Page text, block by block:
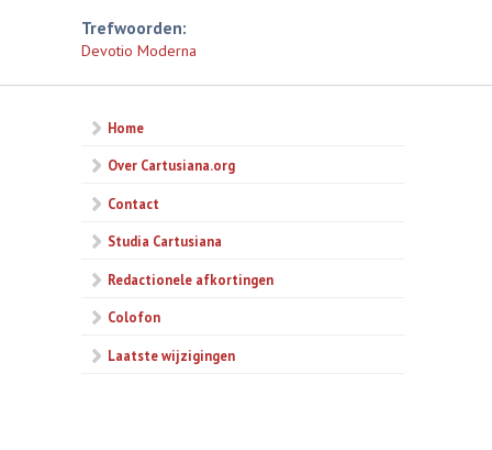
Trefwoorden:
Devotio Moderna
Home
Over Cartusiana.org
Contact
Studia Cartusiana
Redactionele afkortingen
Colofon
Laatste wijzigingen